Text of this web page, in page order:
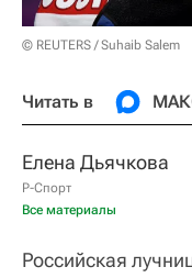
© REUTERS / Suhaib Salem
Читать в
Елена Дьячкова
Р-Спорт
Все материалы
Российская